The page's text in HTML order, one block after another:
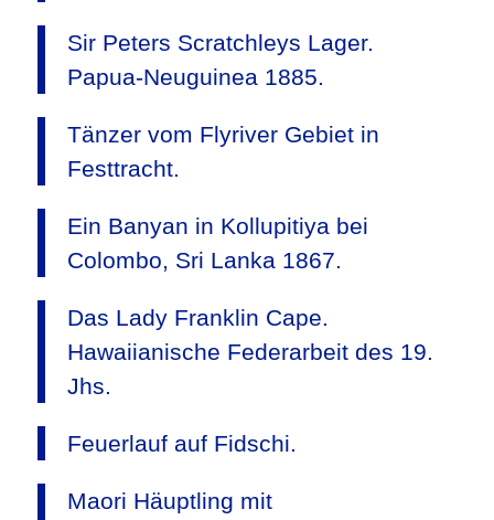
Sir Peters Scratchleys Lager.
Papua-Neuguinea 1885.
Tänzer vom Flyriver Gebiet in
Festtracht.
Ein Banyan in Kollupitiya bei
Colombo, Sri Lanka 1867.
Das Lady Franklin Cape.
Hawaiianische Federarbeit des 19.
Jhs.
Feuerlauf auf Fidschi.
Maori Häuptling mit